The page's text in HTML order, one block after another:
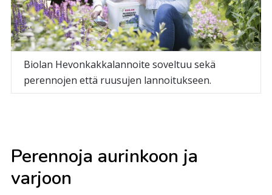
Biolan Hevonkakkalannoite soveltuu sekä
perennojen että ruusujen lannoitukseen.
Perennoja aurinkoon ja
varjoon